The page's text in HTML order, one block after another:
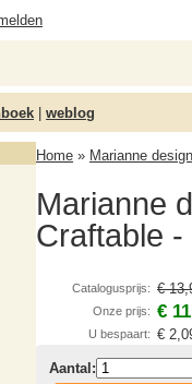
| weblog
Home » Marianne
Marianne
Craftable
Catalogusprijs: €
Onze prijs: €
U bespaart: €
Aantal: